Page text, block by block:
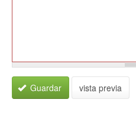
Guardar vista previa